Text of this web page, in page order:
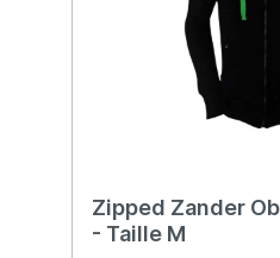
Zipped Zander
- Taille M